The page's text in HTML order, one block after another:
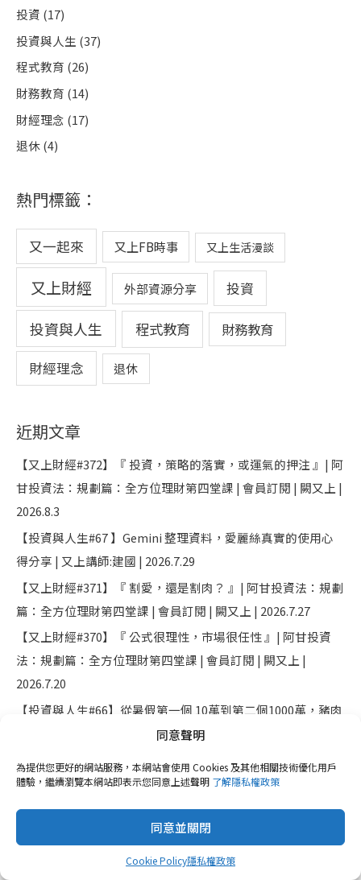
同意聲明
為提供您更好的網站服務，本網站會使用 Cookies 及其他相關技術優化用戶
體驗，繼續瀏覽本網站即表示您同意上述聲明 了解隱私權政策
同意並關閉
Cookie Policy隱私權政策
投資 (17)
投資與人生 (37)
程式教育 (26)
財務教育 (14)
財經理念 (17)
退休(4)
熱門標籤：
又一起來 又上FB時事 又上生活漫談
又上財經 外部資源分享 投資
投資與人生 程式教育 財務教育
財經理念 退休
近期文章
【又上財經#372】『 投資，策略的落實，或運氣的押注 』| 阿
甘投資法：規劃篇：全方位理財第四堂課 | 會員訂閱 | 闕又上 |
2026.8.3
【投資與人生#67 】Gemini 整理資料，愛麗絲真實的使用心
得分享 | 又上講師:建國 | 2026.7.29
【又上財經#371】『 割愛，還是割肉？ 』| 阿甘投資法：規劃
篇：全方位理財第四堂課 | 會員訂閱 | 闕又上 | 2026.7.27
【又上財經#370】『 公式很理性，市場很任性 』| 阿甘投資
法：規劃篇：全方位理財第四堂課 | 會員訂閱 | 闕又上 |
2026.7.20
【投資與人生#66】從暑假第一個 10萬到第二個1000萬，豬肉
阿豪奮鬥記 | 又上講師:建國 | 2026.7.15
立即訂閱又上財經學院電子報